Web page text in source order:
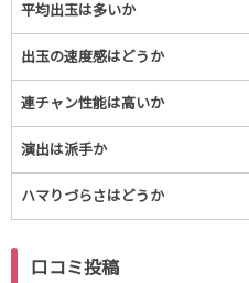
平均出玉は多いか
出玉の速度感はどうか
連チャン性能は高いか
演出は派手か
ハマりづらさはどうか
口コミ投稿